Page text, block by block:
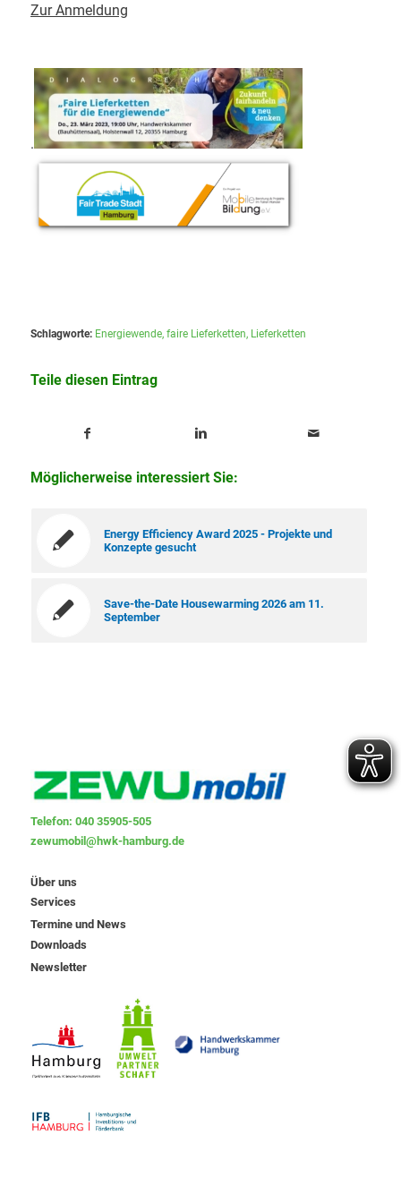
Zur Anmeldung
.
Schlagworte: Energiewende, faire Lieferketten, Lieferketten
Teile diesen Eintrag
Möglicherweise interessiert Sie:
Energy Efficiency Award 2025 - Projekte und
Konzepte gesucht
Save-the-Date Housewarming 2026 am 11.
September
Telefon: 040 35905-505
zewumobil@hwk-hamburg.de
Über uns
Services
Termine und News
Downloads
Newsletter